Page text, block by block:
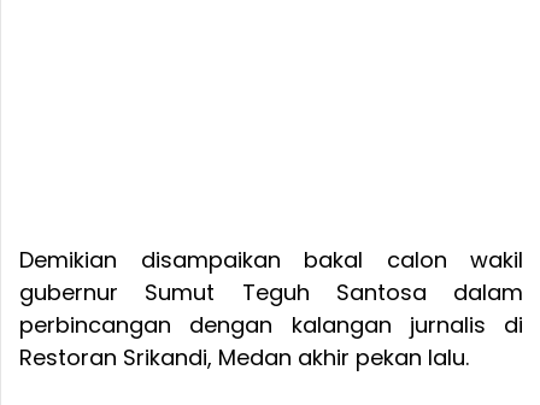
Demikian disampaikan bakal calon wakil
gubernur Sumut Teguh Santosa dalam
perbincangan dengan kalangan jurnalis di
Restoran Srikandi, Medan akhir pekan lalu.